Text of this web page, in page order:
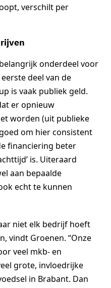
verschilt per
onderdeel voor
deel van de
is vaak publiek geld.
er opnieuw
worden (uit publieke
om hier consistent
financiering beter
is. Uiteraard
aan bepaalde
echt te kunnen
niet elk bedrijf hoeft
vindt Groenen. “Onze
veel mkb- en
grote, invloedrijke
in Brabant. Dan